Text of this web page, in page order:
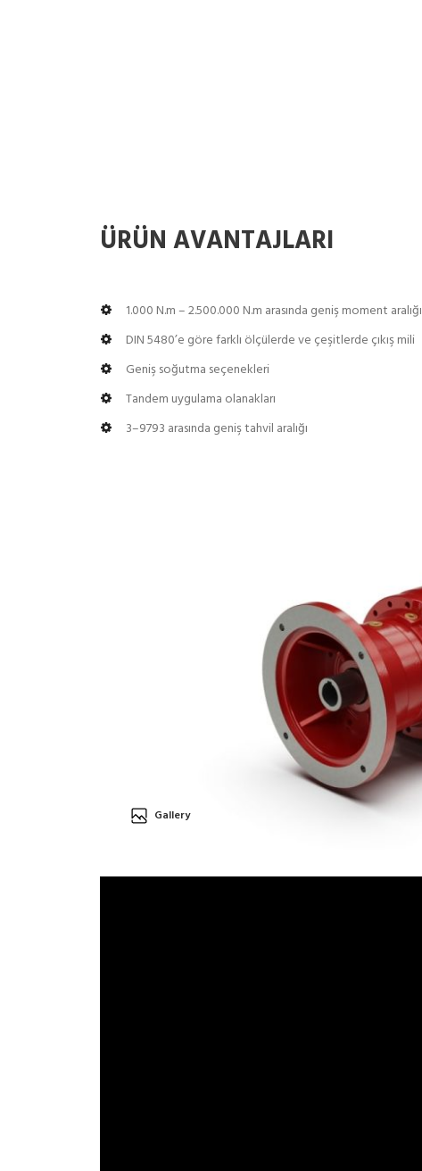
ÜRÜN AVANTAJLARI
1.000 N.m – 2.500.000 N.m arasında geniş moment aralığı
DIN 5480’e göre farklı ölçülerde ve çeşitlerde çıkış mili
Geniş soğutma seçenekleri
Tandem uygulama olanakları
3–9793 arasında geniş tahvil aralığı
Gallery